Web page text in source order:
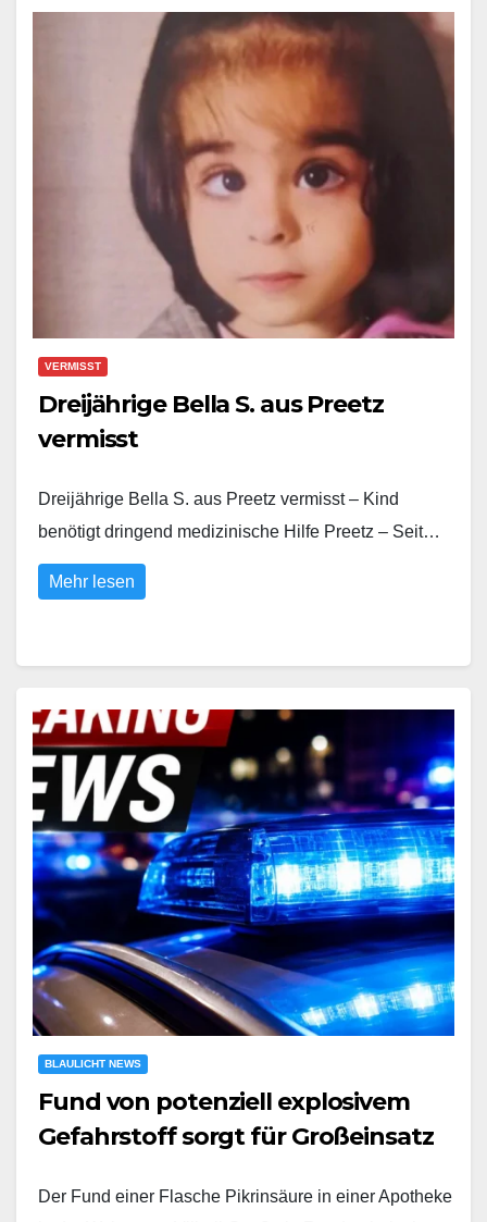
VERMISST
Dreijährige Bella S. aus Preetz
vermisst
Dreijährige Bella S. aus Preetz vermisst – Kind
benötigt dringend medizinische Hilfe Preetz – Seit…
Mehr lesen
BLAULICHT NEWS
Fund von potenziell explosivem
Gefahrstoff sorgt für Großeinsatz
Der Fund einer Flasche Pikrinsäure in einer Apotheke